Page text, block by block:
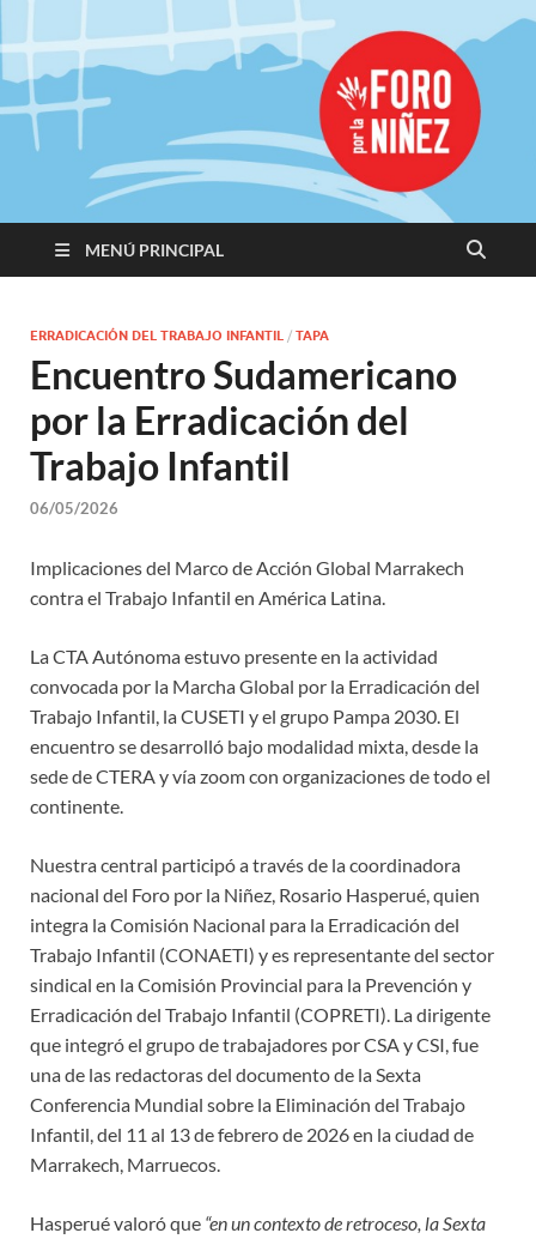
Promoviendo
Derechos,
Construimos
Igualdad
MENÚ PRINCIPAL
ERRADICACIÓN DEL TRABAJO INFANTIL / TAPA
Encuentro Sudamericano
por la Erradicación del
Trabajo Infantil
06/05/2026
Implicaciones del Marco de Acción Global Marrakech
contra el Trabajo Infantil en América Latina.
La CTA Autónoma estuvo presente en la actividad
convocada por la Marcha Global por la Erradicación del
Trabajo Infantil, la CUSETI y el grupo Pampa 2030. El
encuentro se desarrolló bajo modalidad mixta, desde la
sede de CTERA y vía zoom con organizaciones de todo el
continente.
Nuestra central participó a través de la coordinadora
nacional del Foro por la Niñez, Rosario Hasperué, quien
integra la Comisión Nacional para la Erradicación del
Trabajo Infantil (CONAETI) y es representante del sector
sindical en la Comisión Provincial para la Prevención y
Erradicación del Trabajo Infantil (COPRETI). La dirigente
que integró el grupo de trabajadores por CSA y CSI, fue
una de las redactoras del documento de la Sexta
Conferencia Mundial sobre la Eliminación del Trabajo
Infantil, del 11 al 13 de febrero de 2026 en la ciudad de
Marrakech, Marruecos.
Hasperué valoró que “en un contexto de retroceso, la Sexta